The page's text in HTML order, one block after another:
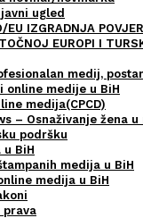
ugled
EU IZGRADNJA
EUROPI I
medij,
online medije u BiH
medija(CPCD)
– Osnaživanje žena
podršku
BiH
medija u BiH
medija u BiH
prava